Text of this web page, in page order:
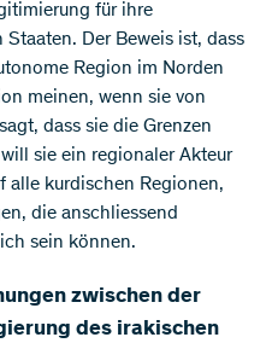
für ihre
Der Beweis ist, dass
Region im Norden
meinen, wenn sie von
dass sie die Grenzen
sie ein regionaler Akteur
alle kurdischen Regionen,
die anschliessend
sein können.
zwischen der
des irakischen